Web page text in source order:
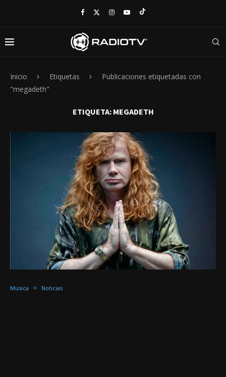
Inicio Etiquetas
Publicaciones etiquetadas con
"megadeth"
ETIQUETA: MEGADETH
Música Noticias